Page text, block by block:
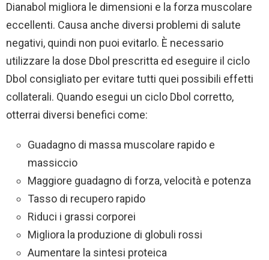
Dianabol migliora le dimensioni e la forza muscolare
eccellenti. Causa anche diversi problemi di salute
negativi, quindi non puoi evitarlo. È necessario
utilizzare la dose Dbol prescritta ed eseguire il ciclo
Dbol consigliato per evitare tutti quei possibili effetti
collaterali. Quando esegui un ciclo Dbol corretto,
otterrai diversi benefici come:
Guadagno di massa muscolare rapido e
massiccio
Maggiore guadagno di forza, velocità e potenza
Tasso di recupero rapido
Riduci i grassi corporei
Migliora la produzione di globuli rossi
Aumentare la sintesi proteica